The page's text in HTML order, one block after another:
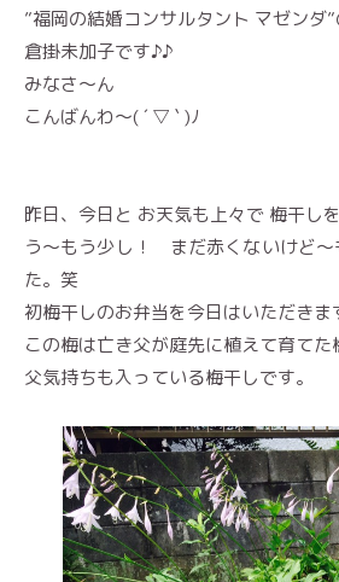
”福岡の結婚コンサルタント マゼンダ”
倉掛未加子です♪♪
みなさ～ん
こんばんわ～( ´ ▽ ` )ﾉ
昨日、今日と お天気も上々で 梅干し
う〜もう少し！ まだ赤くないけど〜
た。笑
初梅干しのお弁当を今日はいただきま
この梅は亡き父が庭先に植えて育てた
父気持ちも入っている梅干しです。